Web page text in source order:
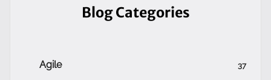
Blog Categories
Agile 37